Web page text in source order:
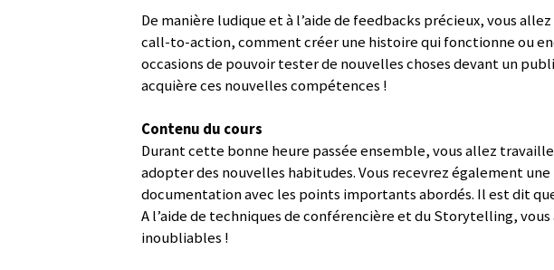
De manière ludique et à l’aide de feedbacks précieux, vous
call-to-action, comment créer une histoire qui fonctionne ou
occasions de pouvoir tester de nouvelles choses devant un
acquière ces nouvelles compétences !
Contenu du cours
Durant cette bonne heure passée ensemble, vous allez
adopter des nouvelles habitudes. Vous recevrez également
documentation avec les points importants abordés. Il est dit
A l’aide de techniques de conférencière et du Storytelling,
inoubliables !